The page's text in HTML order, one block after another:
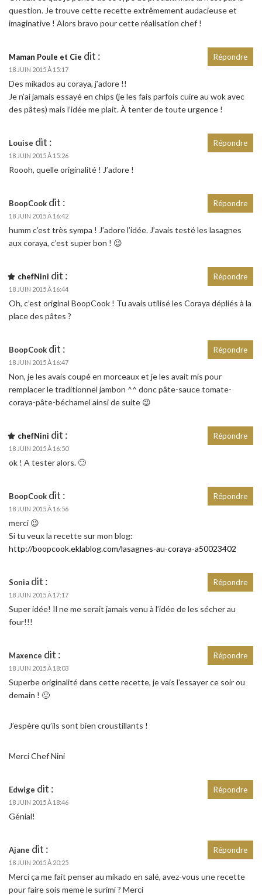
question. Je trouve cette recette extrêmement audacieuse et
imaginative ! Alors bravo pour cette réalisation chef !
Maman Poule et Cie dit :
18 JUIN 2015 À 15:17
Des mikados au coraya, j’adore !!
Je n’ai jamais essayé en chips (je les fais parfois cuire au wok avec
des pâtes) mais l’idée me plait. À tenter de toute urgence !
Répondre
Louise dit :
18 JUIN 2015 À 15:26
Roooh, quelle originalité ! J’adore !
Répondre
BoopCook dit :
18 JUIN 2015 À 16:42
humm c’est très sympa ! J’adore l’idée. J’avais testé les lasagnes
aux coraya, c’est super bon ! 😉
Répondre
chefNini dit :
18 JUIN 2015 À 16:44
Oh, c’est original BoopCook ! Tu avais utilisé les Coraya dépliés à la
place des pâtes ?
Répondre
BoopCook dit :
18 JUIN 2015 À 16:47
Non, je les avais coupé en morceaux et je les avait mis pour
remplacer le traditionnel jambon ^^ donc pâte-sauce tomate-
coraya-pâte-béchamel ainsi de suite 😉
Répondre
chefNini dit :
18 JUIN 2015 À 16:50
ok ! A tester alors. 🙂
Répondre
BoopCook dit :
18 JUIN 2015 À 16:56
merci 😉
Si tu veux la recette sur mon blog:
http://boopcook.eklablog.com/lasagnes-au-coraya-a50023402
Répondre
Sonia dit :
18 JUIN 2015 À 17:17
Super idée! Il ne me serait jamais venu à l’idée de les sécher au
four!!!
Répondre
Maxence dit :
18 JUIN 2015 À 18:03
Superbe originalité dans cette recette, je vais l’essayer ce soir ou
demain ! 🙂
J’espère qu’ils sont bien croustillants !
Merci Chef Nini
Répondre
Edwige dit :
18 JUIN 2015 À 18:46
Génial!
Répondre
Ajane dit :
18 JUIN 2015 À 20:25
Merci ça me fait penser au mikado en salé, avez-vous une recette
pour faire sois meme le surimi ? Merci
Répondre